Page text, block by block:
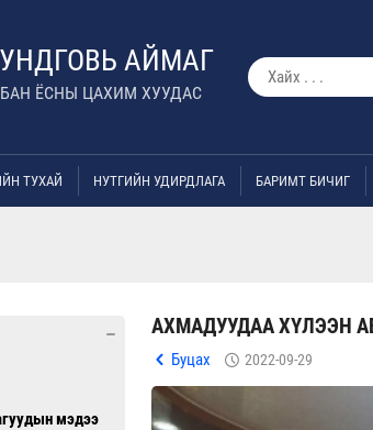
АЙМАГ
ЁСНЫ ЦАХИМ ХУУДАС
ТУХАЙ НУТГИЙН УДИРДЛАГА БАРИМТ БИЧИГ
мэдээ
АХМАДУУДАА ХҮЛЭЭН
Буцах 2022-09-29